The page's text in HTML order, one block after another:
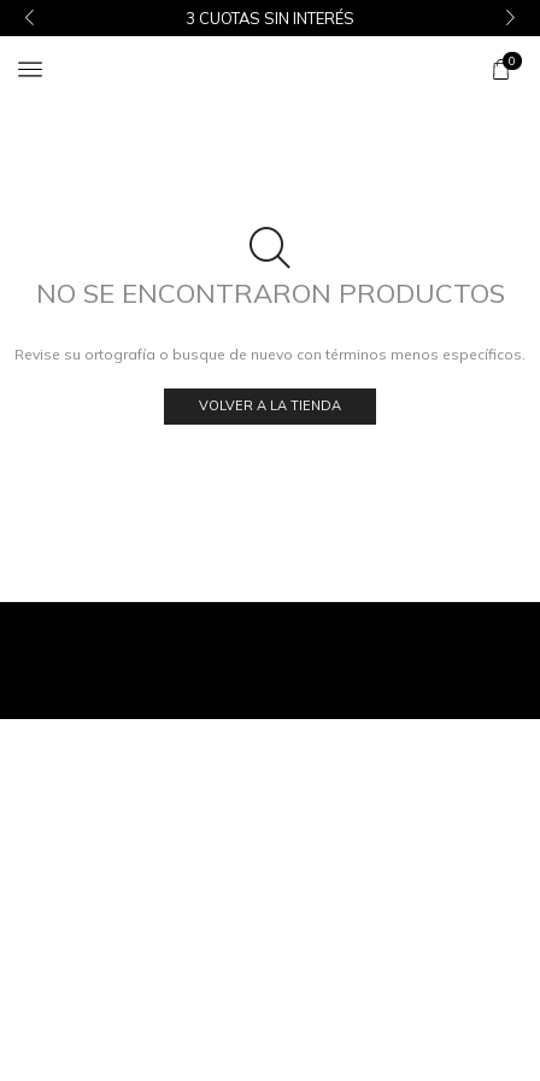
3 CUOTAS SIN INTERÉS
0
NO SE ENCONTRARON PRODUCTOS
Revise su ortografía o busque de nuevo con términos menos específicos.
VOLVER A LA TIENDA